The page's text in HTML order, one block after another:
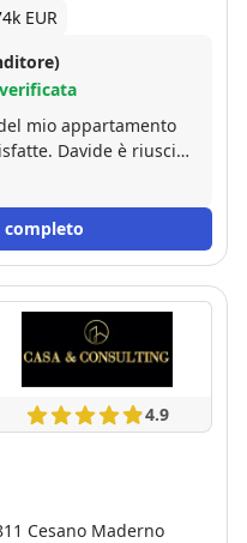
EUR
mio appartamento
Davide è riuscito
molto vicino a
è stata impeccabile:
la luminosità
a organizzare
davvero brevi.
attento a ogni
a soddisfare al
Se state pensando di
affidatevi a lui: ne
4.9
Cesano Maderno